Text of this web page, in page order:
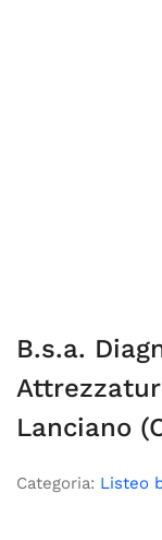
B.s.a.
Lanciano
Categoria: Listeo